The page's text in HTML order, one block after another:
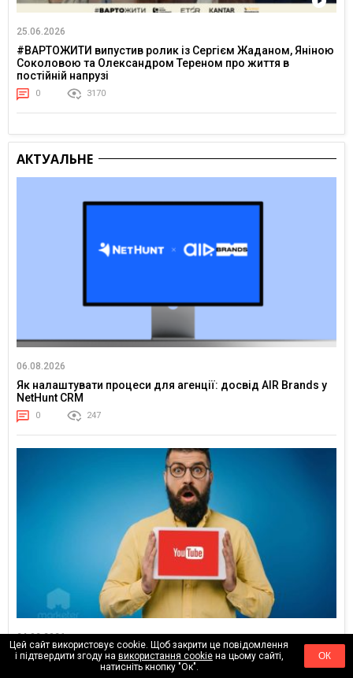
25.06.2026
#ВАРТОЖИТИ випустив ролик із Сергієм Жаданом, Яніною
Соколовою та Олександром Тереном про життя в
постійній напрузі
0 3170
АКТУАЛЬНЕ
06.08.2026
Як налаштувати процеси для агенції: досвід AIR Brands у
NetHunt CRM
0 247
24.02.2026
Тренди YouTube 2026: куди рухається увага глядача
18211
Цей сайт використовує cookie. Щоб закрити це повідомлення
і підтвердити згоду на використання cookieна цьому сайті,
натисніть кнопку "Ок".
ОК